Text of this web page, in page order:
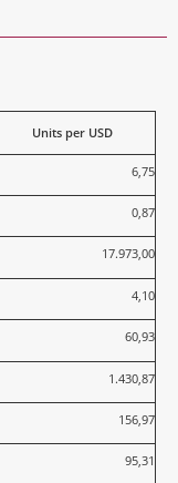
Units per USD
6,75
0,87
17.973,00
4,10
60,93
1.430,87
156,97
95,31